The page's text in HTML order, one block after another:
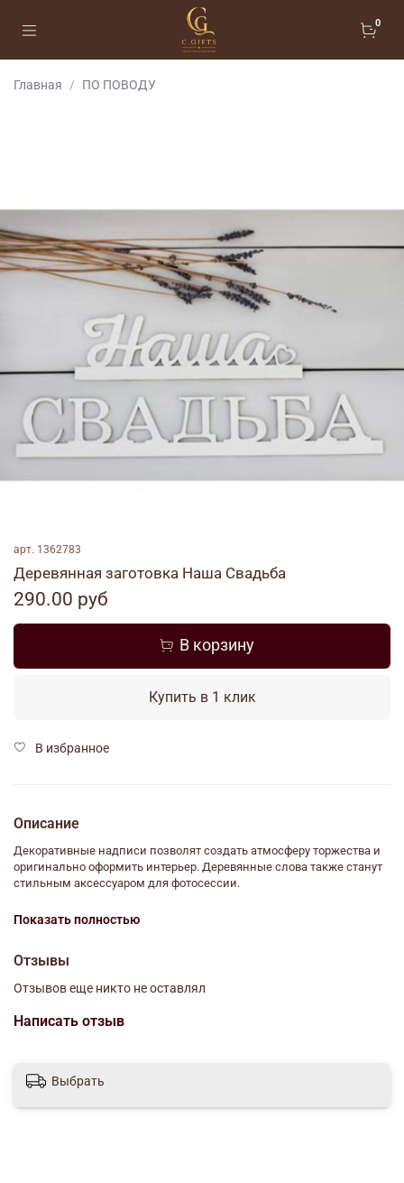
0
Главная ПО ПОВОДУ
арт. 1362783
Деревянная заготовка Наша Свадьба
290.00 руб
В корзину
Купить в 1 клик
В избранное
Описание
Декоративные надписи позволят создать атмосферу торжества и
оригинально оформить интерьер. Деревянные слова также станут
стильным аксессуаром для фотосессии.
можете использовать краску, блёстки, бумагу, ткань, ленты, пряжу
Материал : Дерево
Показать полностью
Отзывы
Отзывов еще никто не оставлял
Написать отзыв
Выбрать